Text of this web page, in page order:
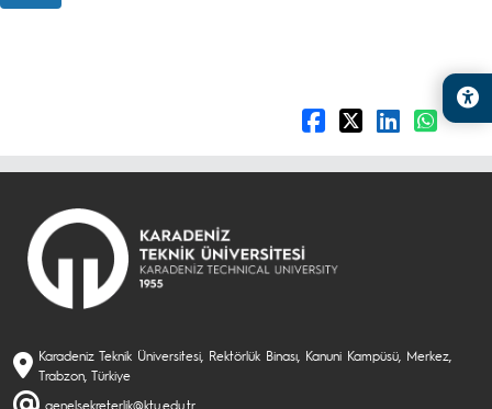
Karadeniz Teknik Üniversitesi, Rektörlük Binası, Kanuni Kampüsü, Merkez,
Trabzon, Türkiye
genelsekreterlik@ktu.edu.tr